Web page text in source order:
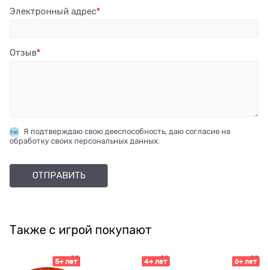
Электронный адрес
Отзыв
Я подтверждаю свою дееспособность, даю согласие на
обработку своих персональных данных.
Также с игрой покупают
5+ лет
4+ лет
6+ лет